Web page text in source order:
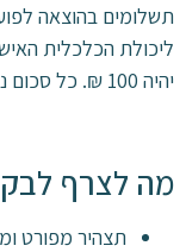
תשלומים בהוצאה
ליכולת הכלכלית
יהיה 100 ₪. כל סכום נמוך מכך יביא לדחיית הבקשה.
מה לצרף
תצהיר מפורט